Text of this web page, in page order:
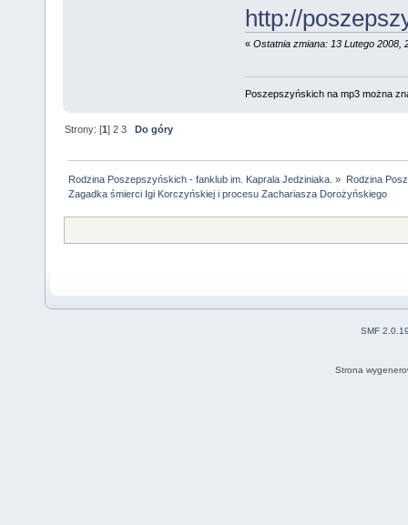
http://
« Ostatnia zmiana: 13 Lutego 2008,
Poszepszyńskich na mp3 można
Strony: [1]2 3 Do góry
Rodzina Poszepszyńskich - fanklub im. Kaprala Jedziniaka. » Rodzina
Zagadka śmierci Igi Korczyńskiej i procesu Zachariasza Dorożyńskiego
SMF
Strona